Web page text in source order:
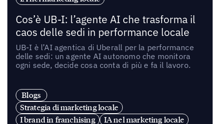
Cos’è UB-I: l’agente AI che trasforma il
caos delle sedi in performance locale
UB-I è l’AI agentica di Uberall per la performance
delle sedi: un agente AI autonomo che monitora
ogni sede, decide cosa conta di più e fa il lavoro.
Blogs
Strategia di marketing locale
I brand in franchising
IA nel marketing locale